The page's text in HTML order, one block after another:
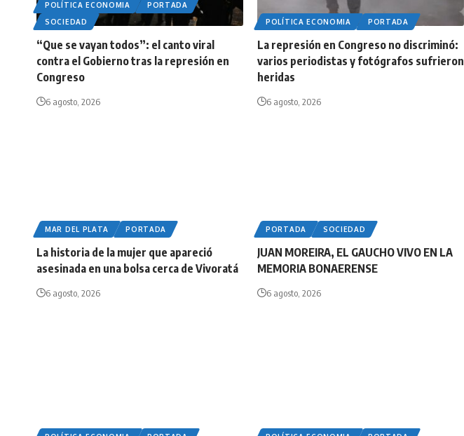
POLÍTICA ECONOMIA
PORTADA
SOCIEDAD
“Que se vayan todos”: el canto viral
contra el Gobierno tras la represión en
Congreso
6 agosto, 2026
POLÍTICA ECONOMIA PORTADA
La represión en Congreso no discriminó:
varios periodistas y fotógrafos sufrieron
heridas
6 agosto, 2026
MAR DEL PLATA PORTADA
La historia de la mujer que apareció
asesinada en una bolsa cerca de Vivoratá
6 agosto, 2026
PORTADA SOCIEDAD
JUAN MOREIRA, EL GAUCHO VIVO EN LA
MEMORIA BONAERENSE
6 agosto, 2026